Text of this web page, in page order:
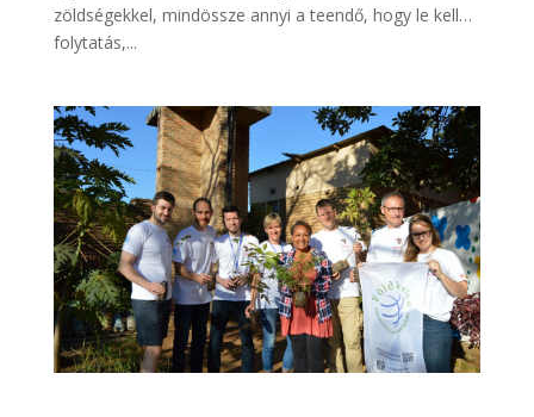
zöldségekkel, mindössze annyi a teendő, hogy le kell…
folytatás,...